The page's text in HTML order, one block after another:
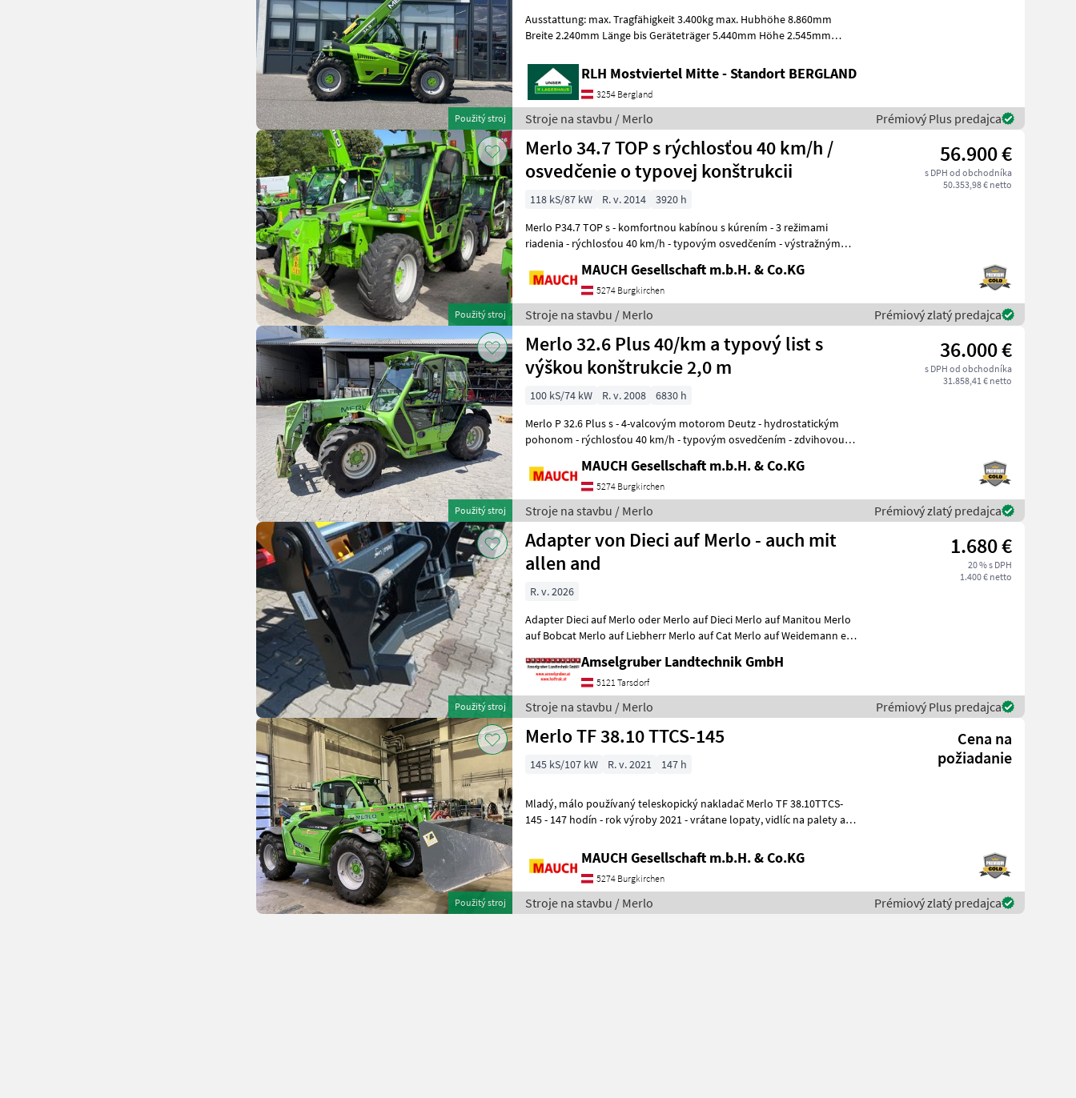
Použitý stroj
Ausstattung: max. Tragfähigkeit 3.400kg max. Hubhöhe 8.860mm
Breite 2.240mm Länge bis Geräteträger 5.440mm Höhe 2.545mm
RLH Mostviertel Mitte - Standort BERGLAND
3254 Bergland
Stroje na stavbu / Merlo Prémiový Plus predajca
Použitý stroj
Merlo 34.7 TOP s rýchlosťou 40 km/h /
osvedčenie o typovej konštrukcii
56.900 €
s DPH od obchodníka
50.353,98 € netto
118 kS/87 kW R. v. 2014
3920 h
Merlo P34.7 TOP s - komfortnou kabínou s kúrením - 3 režimami
riadenia - rýchlosťou 40 km/h - typovým osvedčením - výstražným
MAUCH Gesellschaft m.b.H. & Co.KG
5274 Burgkirchen
Stroje na stavbu / Merlo Prémiový zlatý predajca
Použitý stroj
Merlo 32.6 Plus 40/km a typový list s
výškou konštrukcie 2,0 m
36.000 €
s DPH od obchodníka
31.858,41 € netto
100 kS/74 kW R. v. 2008
6830 h
Merlo P 32.6 Plus s - 4-valcovým motorom Deutz - hydrostatickým
pohonom - rýchlosťou 40 km/h - typovým osvedčením - zdvihovou
MAUCH Gesellschaft m.b.H. & Co.KG
5274 Burgkirchen
Stroje na stavbu / Merlo Prémiový zlatý predajca
Použitý stroj
Adapter von Dieci auf Merlo - auch mit
allen and
1.680 €
20 % s DPH
1.400 € netto
R. v. 2026
Adapter Dieci auf Merlo oder Merlo auf Dieci Merlo auf Manitou Merlo
auf Bobcat Merlo auf Liebherr Merlo auf Cat Merlo auf Weidemann etc
Amselgruber Landtechnik GmbH
5121 Tarsdorf
Stroje na stavbu / Merlo Prémiový Plus predajca
Použitý stroj
Merlo TF 38.10 TTCS-145
Cena na
požiadanie
145 kS/107 kW R. v. 2021 147 h
Mladý, málo používaný teleskopický nakladač Merlo TF 38.10TTCS-
145 - 147 hodín - rok výroby 2021 - vrátane lopaty, vidlíc na palety a
MAUCH Gesellschaft m.b.H. & Co.KG
5274 Burgkirchen
Stroje na stavbu / Merlo Prémiový zlatý predajca